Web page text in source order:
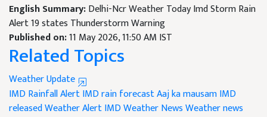
English Summary:Delhi-Ncr Weather Today Imd Storm Rain
Alert 19 states Thunderstorm Warning
Published on:11 May 2026, 11:50 AM IST
Related Topics
Weather Update
IMD Rainfall AlertIMD rain forecastAaj ka mausamIMD
released Weather AlertIMD Weather NewsWeather news